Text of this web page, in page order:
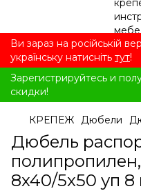
Ви зараз на російській
українську натисніть тут!
Зарегистрируйтесь и
скидки!
КРЕПЕЖ Дюбели
Дюбель
8x40/5x50 уп